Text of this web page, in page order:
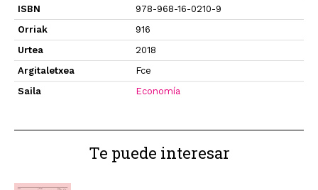
ISBN
978-968-16-0210-9
Orriak
916
Urtea
2018
Argitaletxea
Fce
Saila
Economía
Te puede interesar